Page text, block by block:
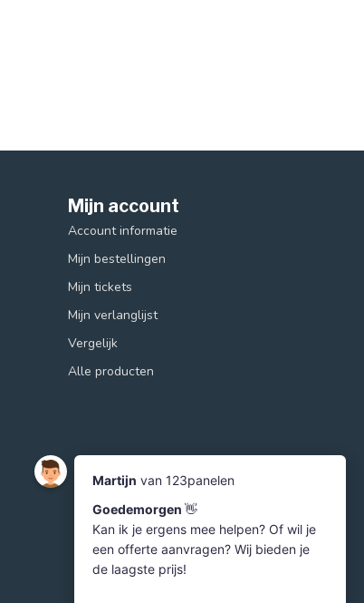
Mijn account
Account informatie
Mijn bestellingen
Mijn tickets
Mijn verlanglijst
Vergelijk
Alle producten